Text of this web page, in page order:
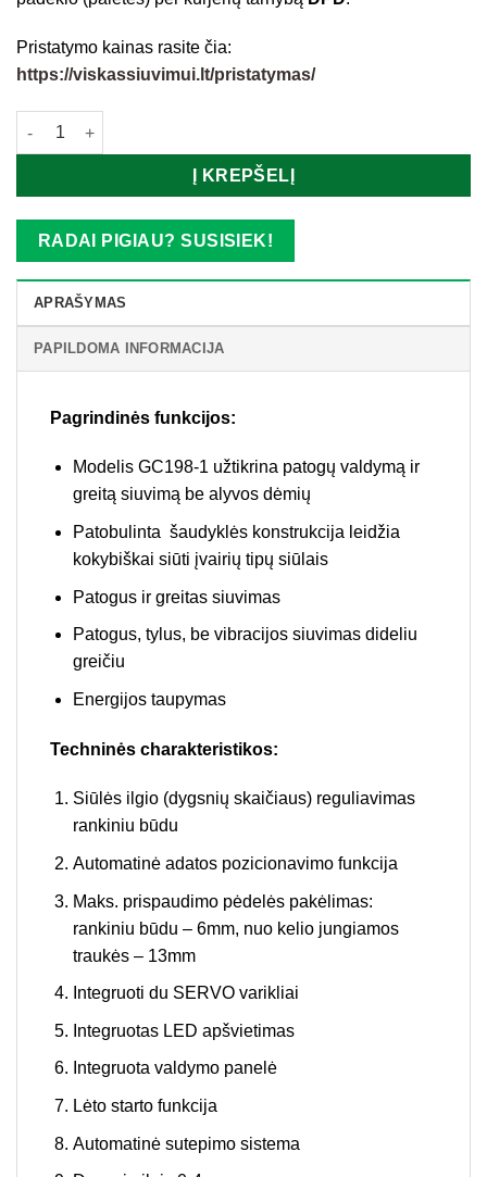
Pristatymo kainas rasite čia:
https://viskassiuvimui.lt/pristatymas/
produkto kiekis: HIGHLEAD GC198-1 tiesiasiūlė šaudyklinio
Į KREPŠELĮ
RADAI PIGIAU? SUSISIEK!
APRAŠYMAS
PAPILDOMA INFORMACIJA
Pagrindinės funkcijos:
Modelis GC198-1 užtikrina patogų valdymą ir
greitą siuvimą be alyvos dėmių
Patobulinta šaudyklės konstrukcija leidžia
kokybiškai siūti įvairių tipų siūlais
Patogus ir greitas siuvimas
Patogus, tylus, be vibracijos siuvimas dideliu
greičiu
Energijos taupymas
Techninės charakteristikos:
Siūlės ilgio (dygsnių skaičiaus) reguliavimas
rankiniu būdu
Automatinė adatos pozicionavimo funkcija
Maks. prispaudimo pėdelės pakėlimas:
rankiniu būdu – 6mm, nuo kelio jungiamos
traukės – 13mm
Integruoti du SERVO varikliai
Integruotas LED apšvietimas
Integruota valdymo panelė
Lėto starto funkcija
Automatinė sutepimo sistema